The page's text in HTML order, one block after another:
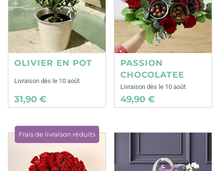
OLIVIER EN POT
Livraison dès le 10 août
31,90 €
PASSION
CHOCOLATEE
Livraison dès le 10 août
49,90 €
Frais de livraison réduits